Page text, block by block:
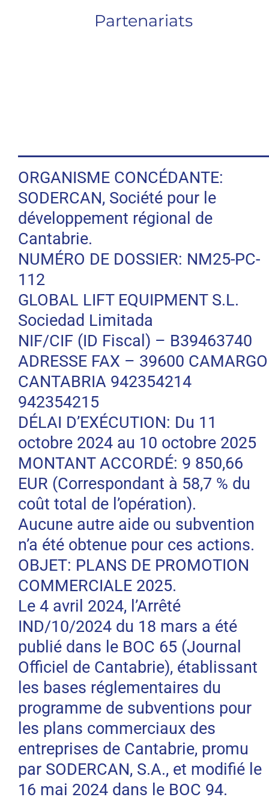
Partenariats
ORGANISME CONCÉDANTE:
SODERCAN, Société pour le
développement régional de
Cantabrie.
NUMÉRO DE DOSSIER: NM25-PC-
112
GLOBAL LIFT EQUIPMENT S.L.
Sociedad Limitada
NIF/CIF (ID Fiscal) – B39463740
ADRESSE FAX – 39600 CAMARGO
CANTABRIA 942354214
942354215
DÉLAI D’EXÉCUTION: Du 11
octobre 2024 au 10 octobre 2025
MONTANT ACCORDÉ: 9 850,66
EUR (Correspondant à 58,7 % du
coût total de l’opération).
Aucune autre aide ou subvention
n’a été obtenue pour ces actions.
OBJET: PLANS DE PROMOTION
COMMERCIALE 2025.
Le 4 avril 2024, l’Arrêté
IND/10/2024 du 18 mars a été
publié dans le BOC 65 (Journal
Officiel de Cantabrie), établissant
les bases réglementaires du
programme de subventions pour
les plans commerciaux des
entreprises de Cantabrie, promu
par SODERCAN, S.A., et modifié le
16 mai 2024 dans le BOC 94.